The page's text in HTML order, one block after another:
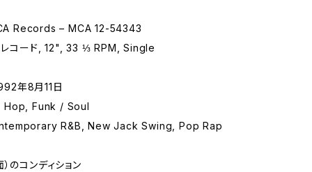
Records – MCA 12-54343
レコード, 12", 33 ⅓ RPM, Single
年8月11日
Hop, Funk / Soul
R&B, New Jack Swing, Pop Rap
のコンディション